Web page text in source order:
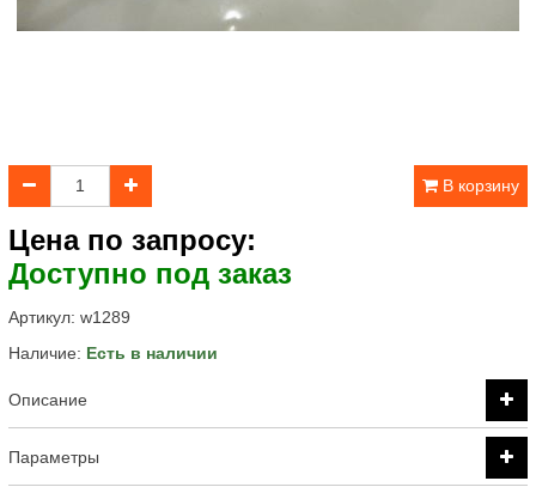
В корзину
Цена по запросу:
Доступно под заказ
Артикул: w1289
Наличие: Есть в наличии
Описание
Параметры